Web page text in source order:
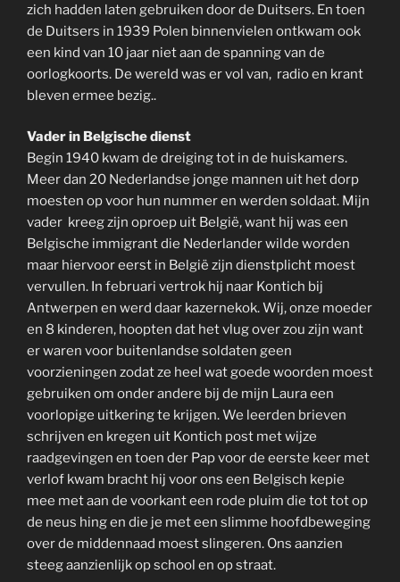
zich hadden laten gebruiken door de Duitsers. En toen
de Duitsers in 1939 Polen binnenvielen ontkwam ook
een kind van 10 jaar niet aan de spanning van de
oorlogkoorts. De wereld was er vol van, radio en krant
bleven ermee bezig..
Vader in Belgische dienst
Begin 1940 kwam de dreiging tot in de huiskamers.
Meer dan 20 Nederlandse jonge mannen uit het dorp
moesten op voor hun nummer en werden soldaat. Mijn
vader kreeg zijn oproep uit België, want hij was een
Belgische immigrant die Nederlander wilde worden
maar hiervoor eerst in België zijn dienstplicht moest
vervullen. In februari vertrok hij naar Kontich bij
Antwerpen en werd daar kazernekok. Wij, onze moeder
en 8 kinderen, hoopten dat het vlug over zou zijn want
er waren voor buitenlandse soldaten geen
voorzieningen zodat ze heel wat goede woorden moest
gebruiken om onder andere bij de mijn Laura een
voorlopige uitkering te krijgen. We leerden brieven
schrijven en kregen uit Kontich post met wijze
raadgevingen en toen der Pap voor de eerste keer met
verlof kwam bracht hij voor ons een Belgisch kepie
mee met aan de voorkant een rode pluim die tot tot op
de neus hing en die je met een slimme hoofdbeweging
over de middennaad moest slingeren. Ons aanzien
steeg aanzienlijk op school en op straat.